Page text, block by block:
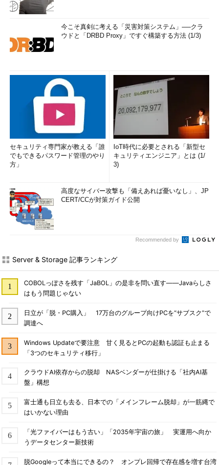
今こそ真剣に考える「災害対策システム」──クラ
ウドと「DRBD Proxy」ですぐ構築する方法 (1/3)
セキュリティ専門家が教える「誰
でもできるパスワード管理のやり
方」
IoT時代に必要とされる「新型セ
キュリティエンジニア」とは (1/
3)
高度なサイバー攻撃も「備えあれば憂いなし」、JP
CERT/CCが対策ガイド公開
Recommended by
Server & Storage 記事ランキング
COBOLっぽさを残す「JaBOL」の是非を問い直す――Javaらしさ
はもう問題じゃない
日立が「脱・PC購入」 17万台のグループ向けPCを“サブスク”で
調達へ
Windows Updateで要注意 甘く見るとPCの起動も認証も止まる
「3つのセキュリティ移行」
クラウドAI依存からの脱却 NASベンダーが仕掛ける「社内AI基
盤」構想
富士通も日立も去る、日本での「メインフレーム脱却」が一筋縄で
はいかない理由
「光ファイバーはもう古い」「2035年宇宙の旅」 実運用へ向か
うデータセンター新技術
脱Googleって本当にできるの？ オンプレ回帰で存在感を増す台湾